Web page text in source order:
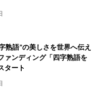
熟語”の美しさを世界へ伝え
ァンディング「四字熟語を
タート